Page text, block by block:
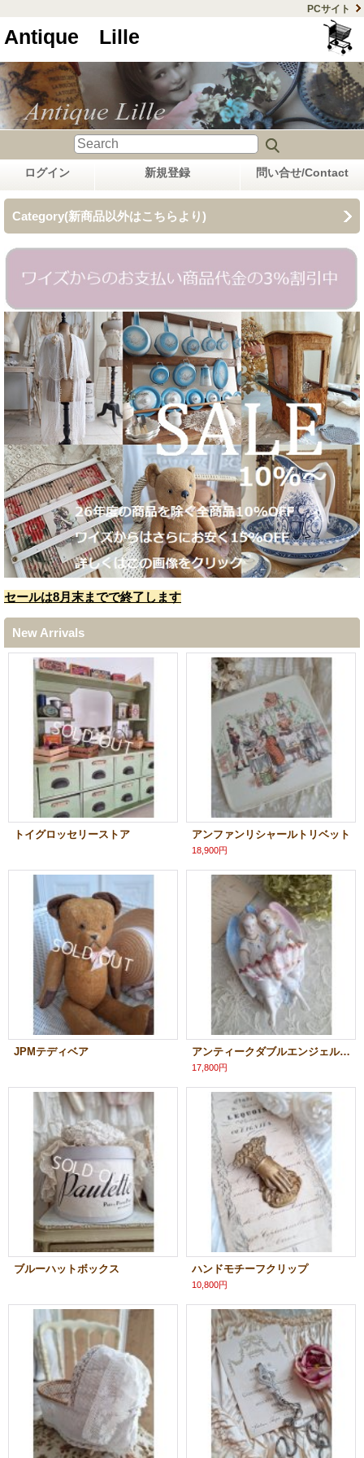
PCサイト
Antique Lille
ログイン 新規登録 問い合せ/Contact
Category(新商品以外はこちらより)
セールは8月末までで終了します
New Arrivals
トイグロッセリーストア アンファンリシャールトリベット
18,900円
JPMテディベア アンティークダブルエンジェル聖水盤
17,800円
ブルーハットボックス ハンドモチーフクリップ
10,800円